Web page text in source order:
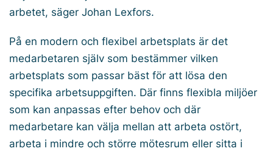
arbetet, säger Johan Lexfors.
På en modern och flexibel arbetsplats är det
medarbetaren själv som bestämmer vilken
arbetsplats som passar bäst för att lösa den
specifika arbetsuppgiften. Där finns flexibla miljöer
som kan anpassas efter behov och där
medarbetare kan välja mellan att arbeta ostört,
arbeta i mindre och större mötesrum eller sitta i